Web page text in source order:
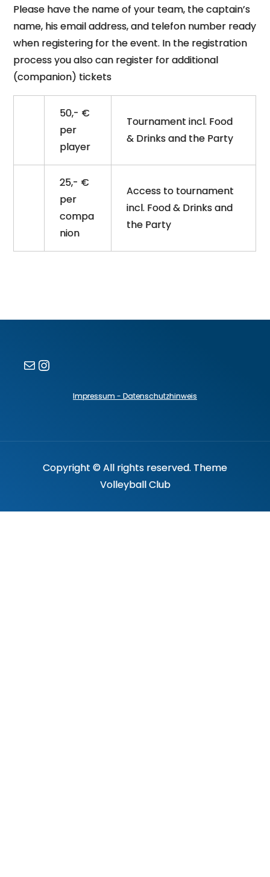
Please have the name of your team, the captain’s
name, his email address, and telefon number ready
when registering for the event. In the registration
process you also can register for additional
(companion) tickets
50,- €
per
player
Tournament incl. Food
& Drinks and the Party
25,- €
per
compa
nion
Access to tournament
incl. Food & Drinks and
the Party
E-MailInstagram
Impressum - Datenschutzhinweis
Copyright © All rights reserved. Theme
Volleyball Club